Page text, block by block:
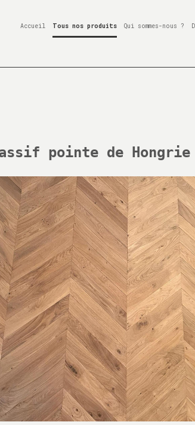
Accueil Tous nos produits Qui sommes-nous ?
pointe de Hongrie